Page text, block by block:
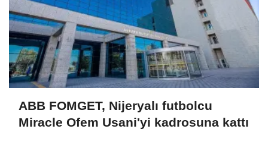
ABB FOMGET, Nijeryalı futbolcu
Miracle Ofem Usani'yi kadrosuna kattı